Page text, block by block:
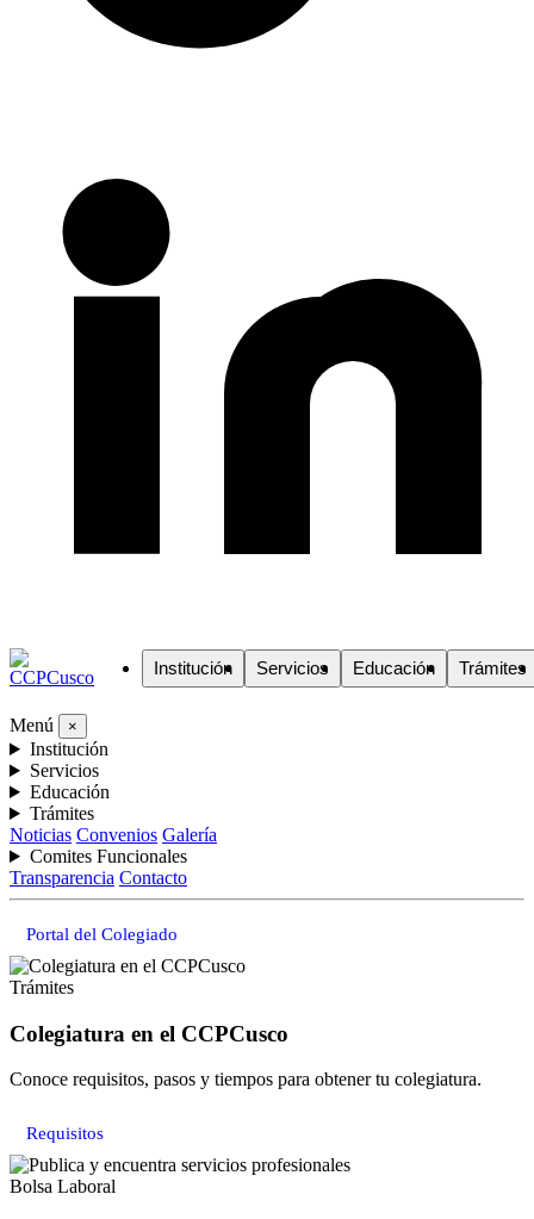
Institución Servicios Educación Trámites
Menú ×
Institución
Servicios
Educación
Trámites
Noticias Convenios Galería
Comites Funcionales
Transparencia Contacto
Portal del Colegiado
Trámites
Colegiatura en el CCPCusco
Conoce requisitos, pasos y tiempos para obtener tu colegiatura.
Requisitos
Bolsa Laboral